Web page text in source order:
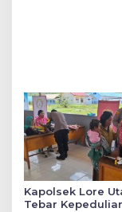
Kapolsek Lore
Tebar